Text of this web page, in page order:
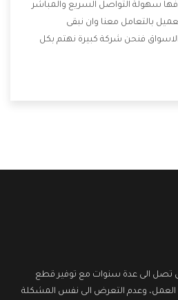
سهولة التواصل السريع والمباشر
بالتعامل معنا وان نبقى
فنحن شركة كبيرة نهتم بكل
خدمة الصيانة التى تكون من أهم
تصل الى عدة سنوات مع توفير قطع
العمل، وعدم التعرض الى نفس المشكلة